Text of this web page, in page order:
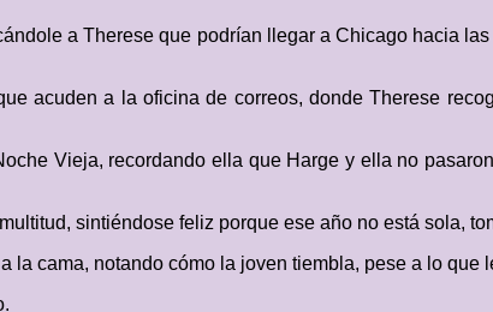
a Therese que podrían llegar a Chicago hacia
acuden a la oficina de correos, donde Therese
Vieja, recordando ella que Harge y ella no
sintiéndose feliz porque ese año no está sola,
la cama, notando cómo la joven tiembla, pese a lo